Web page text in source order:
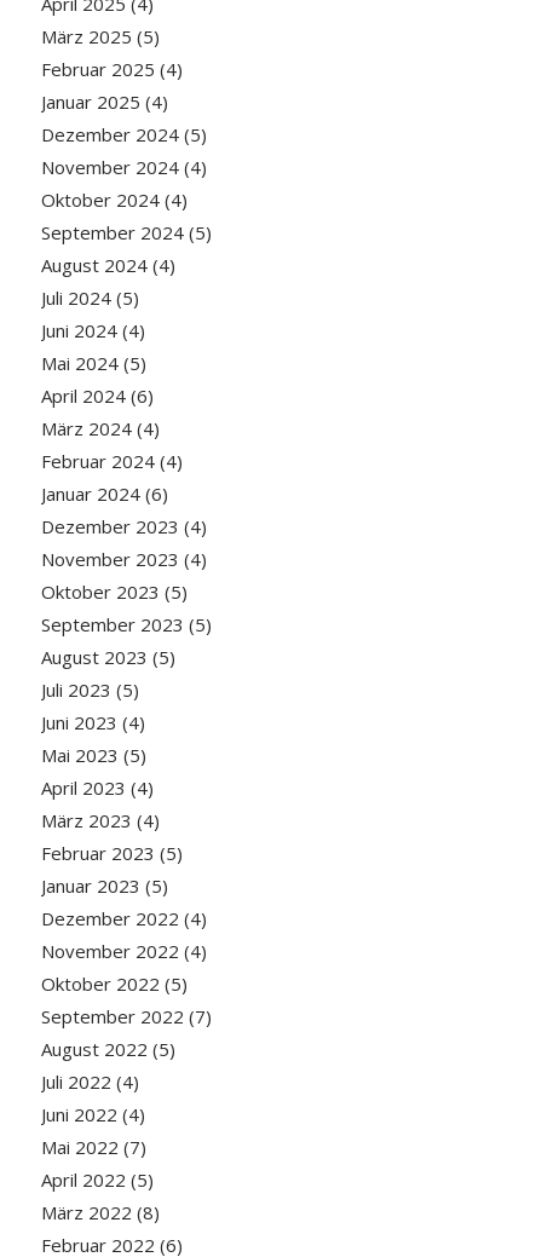
März 2025 (5)
Februar 2025 (4)
Januar 2025 (4)
Dezember 2024(5)
November 2024(4)
Oktober 2024(4)
September 2024(5)
August 2024(4)
Juli 2024(5)
Juni 2024(4)
Mai 2024(5)
April 2024(6)
März 2024(4)
Februar 2024(4)
Januar 2024(6)
Dezember 2023 (4)
November 2023 (4)
Oktober 2023 (5)
September 2023 (5)
August 2023 (5)
Juli 2023 (5)
Juni 2023 (4)
Mai 2023 (5)
April 2023 (4)
März 2023 (4)
Februar 2023 (5)
Januar 2023 (5)
Dezember 2022 (4)
November 2022 (4)
Oktober 2022 (5)
September 2022 (7)
August 2022 (5)
Juli 2022 (4)
Juni 2022 (4)
Mai 2022 (7)
April 2022 (5)
März 2022 (8)
Februar 2022 (6)